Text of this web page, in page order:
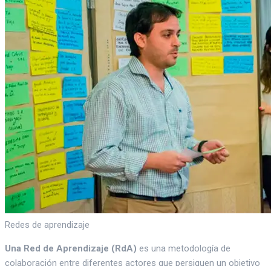
Redes de aprendizaje
Una Red de Aprendizaje (RdA) es una metodología de
colaboración entre diferentes actores que persiguen un objetivo